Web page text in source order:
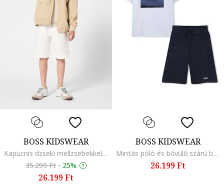
BOSS KIDSWEAR
Kapucnis dzseki mellzsebekkel, Bézs
35.299 Ft - 25%
26.199 Ft
BOSS KIDSWEAR
Mintás póló és bővülő szárú bermudanadrág szett, Fehér/Sötétkék
26.199 Ft